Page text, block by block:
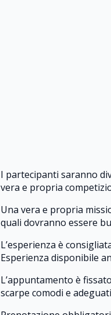
I partecipanti saranno
vera e propria
Una vera e propria
quali dovranno essere
L’esperienza è
Esperienza disponibile
L’appuntamento è
scarpe comodi e